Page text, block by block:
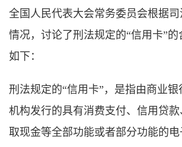
全国人民代表大会常务委员会根据
情况，讨论了刑法规定的“信用卡”
如下：
刑法规定的“信用卡”，是指由商业
机构发行的具有消费支付、信用贷
取现金等全部功能或者部分功能的电